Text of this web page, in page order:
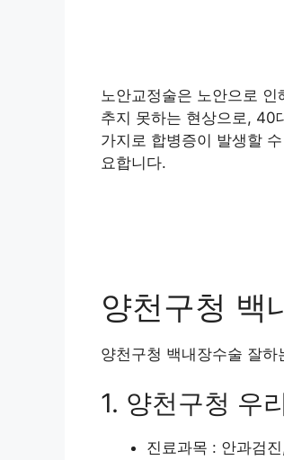
노안교정술은 노안으로
추지 못하는 현상으로, 40
가지로 합병증이 발생할
요합니다.
양천구청 백
양천구청 백내장수술 잘
1. 양천구청 우
진료과목 : 안과검